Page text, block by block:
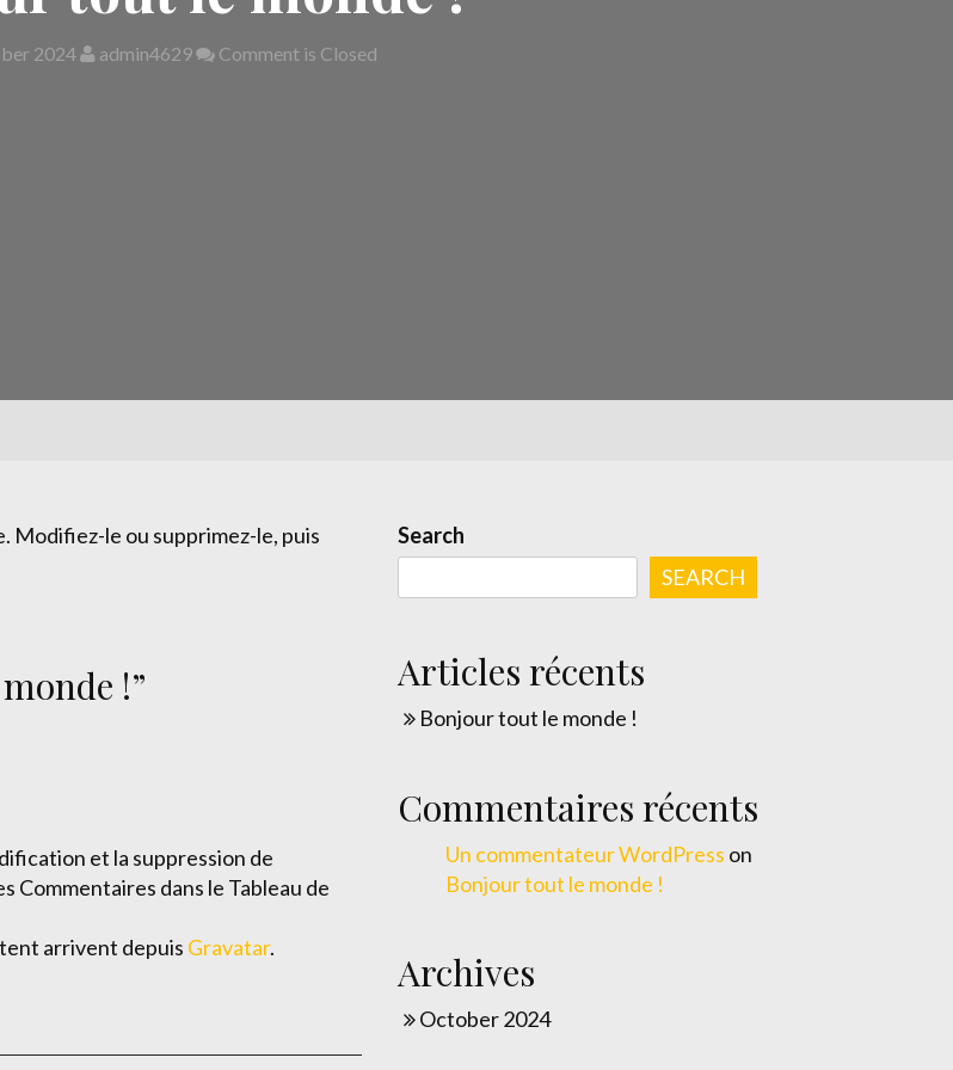
2024 admin4629 Comment is Closed
Modifiez-le ou supprimez-le, puis
!”
et la suppression de
Commentaires dans le Tableau de
arrivent depuis Gravatar.
Search
SEARCH
Articles récents
Bonjour tout le monde !
Commentaires récents
Un commentateur WordPress on
Bonjour tout le monde !
Archives
October 2024